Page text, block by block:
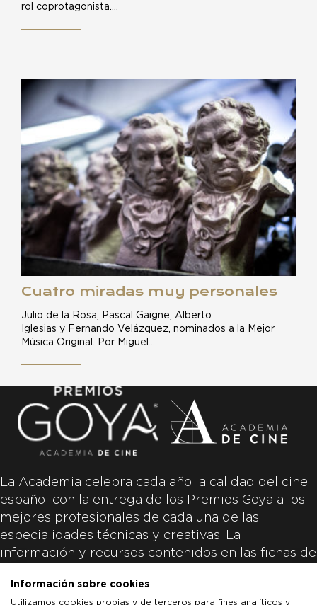
rol coprotagonista.…
Cuatro miradas muy personales
Julio de la Rosa, Pascal Gaigne, Alberto
Iglesias y Fernando Velázquez, nominados a la Mejor
Música Original. Por Miguel…
La Academia celebra cada año la calidad del cine
español con la entrega de los Premios Goya a los
mejores profesionales de cada una de las
especialidades técnicas y creativas. La
información y recursos contenidos en las fichas de
productoras de las películas y responsabilidad
Información sobre cookies
Utilizamos cookies propias y de terceros para fines analíticos y